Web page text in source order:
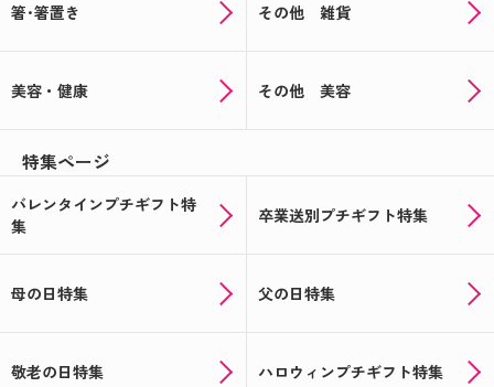
箸･箸置き その他 雑貨
美容・健康 その他 美容
特集ページ
バレンタインプチギフト特
集
卒業送別プチギフト特集
母の日特集 父の日特集
敬老の日特集 ハロウィンプチギフト特集